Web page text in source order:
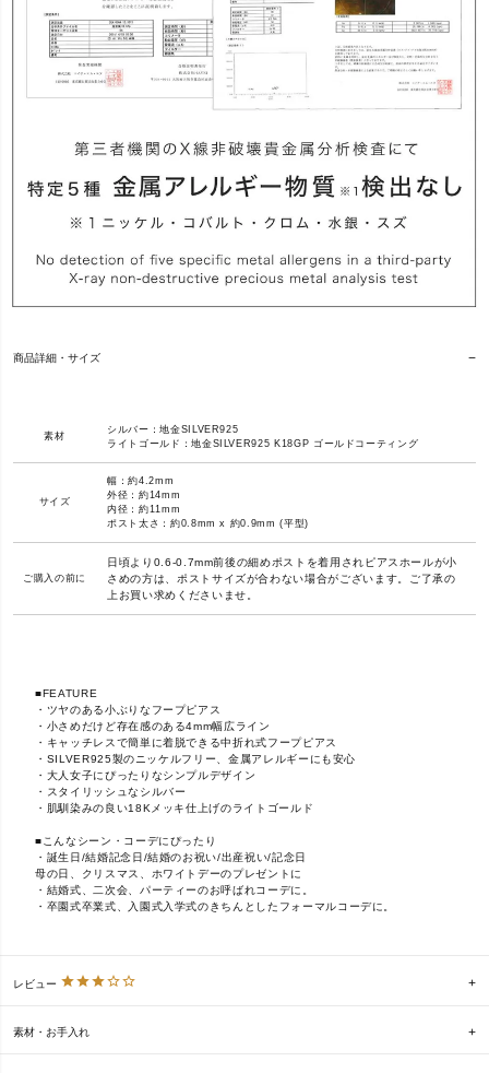
商品詳細・サイズ
素材
シルバー：地金SILVER925
ライトゴールド：地金SILVER925 K18GP ゴールドコーティング
サイズ
幅：約4.2mm
外径：約14mm
内径：約11mm
ポスト太さ：約0.8mm x 約0.9mm (平型)
ご購入の前に
日頃より0.6-0.7mm前後の細めポストを着用されピアスホールが小
さめの方は、ポストサイズが合わない場合がございます。ご了承の
上お買い求めくださいませ。
■FEATURE
・ツヤのある小ぶりなフープピアス
・小さめだけど存在感のある4mm幅広ライン
・キャッチレスで簡単に着脱できる中折れ式フープピアス
・SILVER925製のニッケルフリー、金属アレルギーにも安心
・大人女子にぴったりなシンプルデザイン
・スタイリッシュなシルバー
・肌馴染みの良い18Kメッキ仕上げのライトゴールド
■こんなシーン・コーデにぴったり
・誕生日/結婚記念日/結婚のお祝い/出産祝い/記念日
母の日、クリスマス、ホワイトデーのプレゼントに
・結婚式、二次会、パーティーのお呼ばれコーデに。
・卒園式卒業式、入園式入学式のきちんとしたフォーマルコーデに。
レビュー
素材・お手入れ